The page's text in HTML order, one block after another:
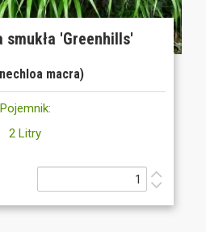
smukła 'Greenhills'
macra)
Pojemnik:
2 Litry